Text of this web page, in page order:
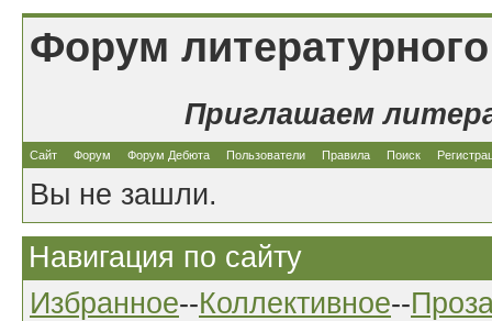
Форум
Приглашаем
Сайт Форум Форум Дебюта Пользователи Правила Поиск
Вы не зашли.
Навигация по сайту
Избранное--Коллективное--